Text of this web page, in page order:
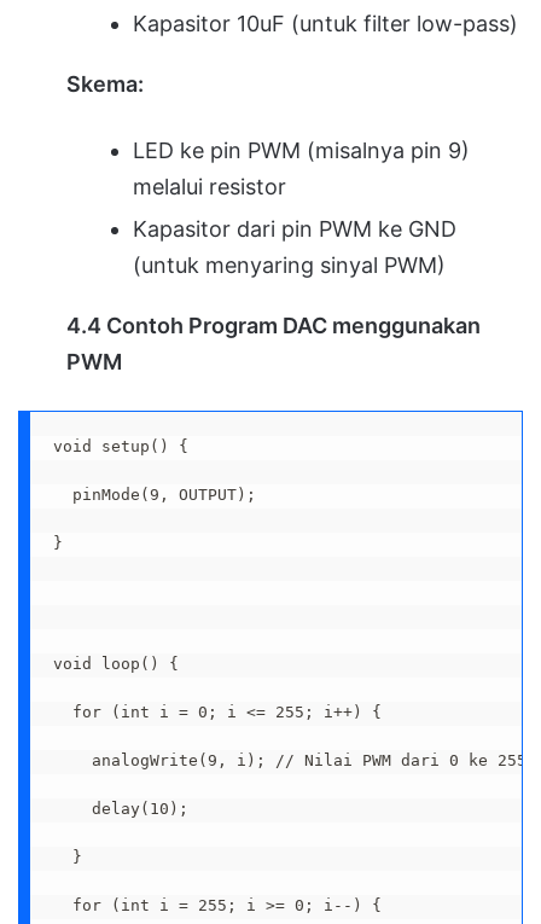
Kapasitor 10uF (untuk filter low-pass)
Skema:
LED ke pin PWM (misalnya pin 9)
melalui resistor
Kapasitor dari pin PWM ke GND
(untuk menyaring sinyal PWM)
4.4 Contoh Program DAC menggunakan
PWM
void setup() {
pinMode(9, OUTPUT);
}
void loop() {
for (int i = 0; i <= 255; i++) {
analogWrite(9, i); // Nilai PWM dari 0 ke 255
delay(10);
}
for (int i = 255; i >= 0; i--) {